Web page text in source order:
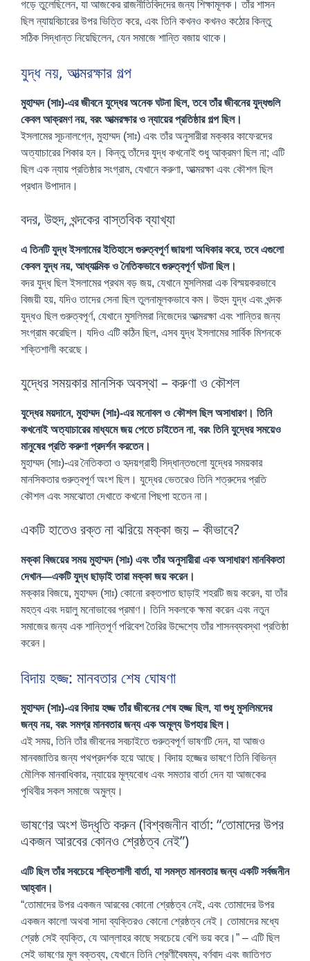
গড়ে তুলেছিলেন, যা আজকের রাজনীতিবিদদের জন্য শিক্ষামূলক। তাঁর শাসন
ছিল ন্যায়বিচারের উপর ভিত্তি করে, এবং তিনি কখনও কখনও কঠোর কিন্তু
সঠিক সিদ্ধান্ত নিয়েছিলেন, যেন সমাজে শান্তি বজায় থাকে।
যুদ্ধ নয়, আত্মরক্ষার গল্প
মুহাম্মদ (সাঃ)-এর জীবনে যুদ্ধের অনেক ঘটনা ছিল, তবে তাঁর জীবনের যুদ্ধগুলি
কেবল আক্রমণ নয়, বরং আত্মরক্ষার ও ন্যায়ের প্রতিষ্ঠার গল্প ছিল।
ইসলামের সূচনালগ্নে, মুহাম্মদ (সাঃ) এবং তাঁর অনুসারীরা মক্কার কাফেরদের
অত্যাচারের শিকার হন। কিন্তু তাঁদের যুদ্ধ কখনোই শুধু আক্রমণ ছিল না; এটি
ছিল এক ন্যায় প্রতিষ্ঠার সংগ্রাম, যেখানে করুণা, আত্মরক্ষা এবং কৌশল ছিল
প্রধান উপাদান।
বদর, উহুদ, খন্দকের বাস্তবিক ব্যাখ্যা
এ তিনটি যুদ্ধ ইসলামের ইতিহাসে গুরুত্বপূর্ণ জায়গা অধিকার করে, তবে এগুলো
কেবল যুদ্ধ নয়, আধ্যাত্মিক ও নৈতিকভাবে গুরুত্বপূর্ণ ঘটনা ছিল।
বদর যুদ্ধ ছিল ইসলামের প্রথম বড় জয়, যেখানে মুসলিমরা এক বিস্ময়করভাবে
বিজয়ী হয়, যদিও তাদের সেনা ছিল তুলনামূলকভাবে কম। উহুদ যুদ্ধ এবং খন্দক
যুদ্ধও ছিল গুরুত্বপূর্ণ, যেখানে মুসলিমরা নিজেদের আত্মরক্ষা এবং শান্তির জন্য
সংগ্রাম করেছিল। যদিও এটি কঠিন ছিল, এসব যুদ্ধ ইসলামের সার্বিক মিশনকে
শক্তিশালী করেছে।
যুদ্ধের সময়কার মানসিক অবস্থা – করুণা ও কৌশল
যুদ্ধের ময়দানে, মুহাম্মদ (সাঃ)-এর মনোবল ও কৌশল ছিল অসাধারণ। তিনি
কখনোই অত্যাচারের মাধ্যমে জয় পেতে চাইতেন না, বরং তিনি যুদ্ধের সময়েও
মানুষের প্রতি করুণা প্রদর্শন করতেন।
মুহাম্মদ (সাঃ)-এর নৈতিকতা ও হৃদয়গ্রাহী সিদ্ধান্তগুলো যুদ্ধের সময়কার
মানসিকতার গুরুত্বপূর্ণ অংশ ছিল। যুদ্ধের ভেতরেও তিনি শত্রুদের প্রতি
কৌশল এবং সমঝোতা দেখাতে কখনো পিছপা হতেন না।
একটি হাতেও রক্ত না ঝরিয়ে মক্কা জয় – কীভাবে?
মক্কা বিজয়ের সময় মুহাম্মদ (সাঃ) এবং তাঁর অনুসারীরা এক অসাধারণ মানবিকতা
দেখান—একটি যুদ্ধ ছাড়াই তারা মক্কা জয় করেন।
মক্কার বিজয়ে, মুহাম্মদ (সাঃ) কোনো রক্তপাত ছাড়াই শহরটি জয় করেন, যা তাঁর
মহত্ব এবং দয়ালু মনোভাবের প্রমাণ। তিনি সকলকে ক্ষমা করেন এবং নতুন
সমাজের জন্য এক শান্তিপূর্ণ পরিবেশ তৈরির উদ্দেশ্যে তাঁর শাসনব্যবস্থা প্রতিষ্ঠা
করেন।
বিদায় হজ্জ: মানবতার শেষ ঘোষণা
মুহাম্মদ (সাঃ)-এর বিদায় হজ্জ তাঁর জীবনের শেষ হজ্জ ছিল, যা শুধু মুসলিমদের
জন্য নয়, বরং সমগ্র মানবতার জন্য এক অমূল্য উপহার ছিল।
এই সময়, তিনি তাঁর জীবনের সবচাইতে গুরুত্বপূর্ণ ভাষণটি দেন, যা আজও
মানবজাতির জন্য পথপ্রদর্শক হয়ে আছে। বিদায় হজ্জের ভাষণে তিনি বিভিন্ন
মৌলিক মানবাধিকার, ন্যায়ের মূল্যবোধ এবং সমতার বার্তা দেন যা আজকের
পৃথিবীর সকল সমাজে অমুল্য।
ভাষণের অংশ উদ্ধৃতি করুন (বিশ্বজনীন বার্তা: “তোমাদের উপর
একজন আরবের কোনও শ্রেষ্ঠত্ব নেই”)
এটি ছিল তাঁর সবচেয়ে শক্তিশালী বার্তা, যা সমস্ত মানবতার জন্য একটি সর্বজনীন
আহ্বান।
“তোমাদের উপর একজন আরবের কোনো শ্রেষ্ঠত্ব নেই, এবং তোমাদের উপর
একজন কালো অথবা সাদা ব্যক্তিরও কোনো শ্রেষ্ঠত্ব নেই। তোমাদের মধ্যে
শ্রেষ্ঠ সেই ব্যক্তি, যে আল্লাহর কাছে সবচেয়ে বেশি ভয় করে।” – এটি ছিল
সেই ভাষণের মূল বক্তব্য, যেখানে তিনি শ্রেণীবৈষম্য, বর্ণবাদ এবং জাতিগত